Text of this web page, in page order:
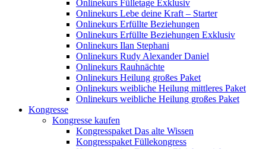
Onlinekurs Fülletage Exklusiv
Onlinekurs Lebe deine Kraft – Starter
Onlinekurs Erfüllte Beziehungen
Onlinekurs Erfüllte Beziehungen Exklusiv
Onlinekurs Ilan Stephani
Onlinekurs Rudy Alexander Daniel
Onlinekurs Rauhnächte
Onlinekurs Heilung großes Paket
Onlinekurs weibliche Heilung mittleres Paket
Onlinekurs weibliche Heilung großes Paket
Kongresse
Kongresse kaufen
Kongresspaket Das alte Wissen
Kongresspaket Füllekongress